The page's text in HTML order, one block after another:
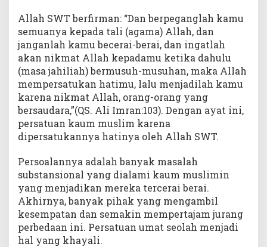
Allah SWT berfirman: “Dan berpeganglah kamu
semuanya kepada tali (agama) Allah, dan
janganlah kamu becerai-berai, dan ingatlah
akan nikmat Allah kepadamu ketika dahulu
(masa jahiliah) bermusuh-musuhan, maka Allah
mempersatukan hatimu, lalu menjadilah kamu
karena nikmat Allah, orang-orang yang
bersaudara,”(QS. Ali Imran:103). Dengan ayat ini,
persatuan kaum muslim karena
dipersatukannya hatinya oleh Allah SWT.
Persoalannya adalah banyak masalah
substansional yang dialami kaum muslimin
yang menjadikan mereka tercerai berai.
Akhirnya, banyak pihak yang mengambil
kesempatan dan semakin mempertajam jurang
perbedaan ini. Persatuan umat seolah menjadi
hal yang khayali.